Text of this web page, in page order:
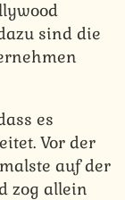
sind die
es
Vor der
auf der
zog allein